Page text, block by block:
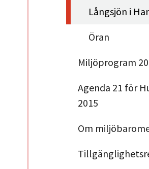
Långsjön i
Öran
Miljöprogram
Agenda 21 för
2015
Om